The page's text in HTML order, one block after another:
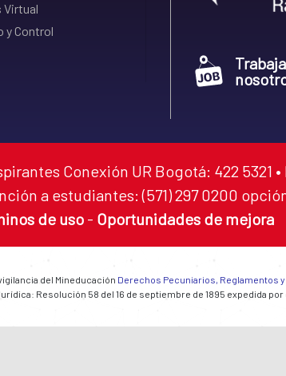
Virtual
y Control
Conexión UR Bogotá: 422 5321
a estudiantes: (571) 297 0200
de uso - Oportunidades de mejora
del Mineducación Derechos Pecuniarios, Reglamentos
Resolución 58 del 16 de septiembre de 1895 expedida por